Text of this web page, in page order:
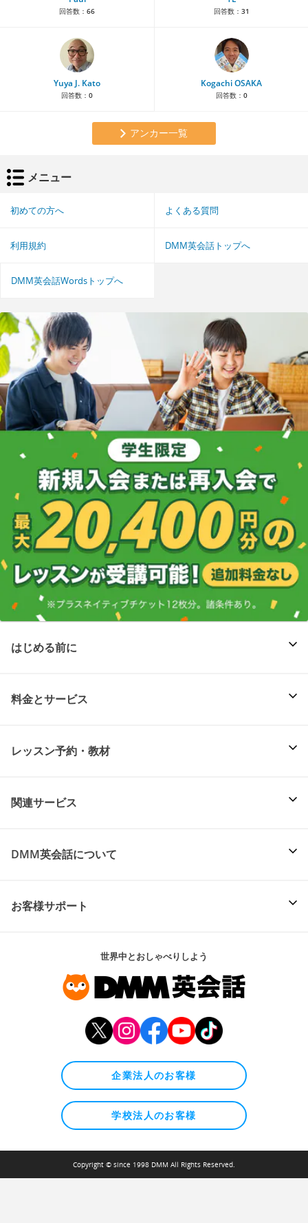
回答数： 66 回答数： 31
Yuya J. Kato
回答数： 0
Kogachi OSAKA
回答数： 0
アンカー一覧
メニュー
初めての方へ よくある質問
利用規約 DMM英会話トップへ
DMM英会話Wordsトップへ
はじめる前に
料金とサービス
レッスン予約・教材
関連サービス
DMM英会話について
お客様サポート
世界中とおしゃべりしよう
企業法人のお客様
学校法人のお客様
Copyright © since 1998 DMM All Rights Reserved.